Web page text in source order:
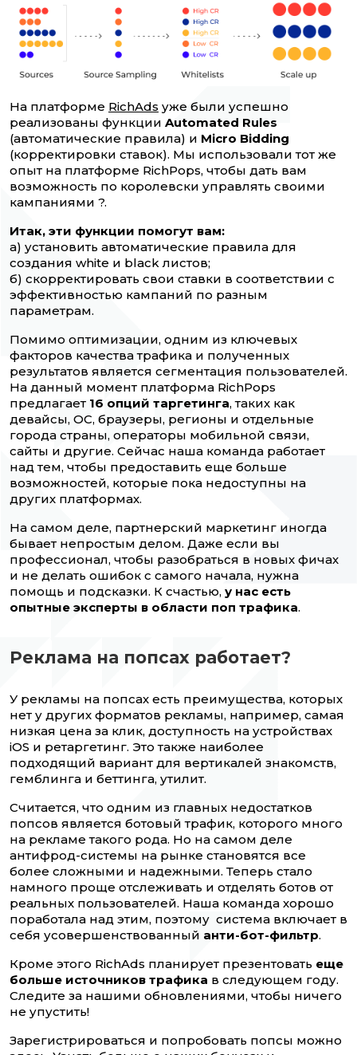
На платформе RichAds уже были успешно
реализованы функции Automated Rules
(автоматические правила) и Micro Bidding
(корректировки ставок). Мы использовали тот же
опыт на платформе RichPops, чтобы дать вам
возможность по королевски управлять своими
кампаниями ?.
Итак, эти функции помогут вам:
а) установить автоматические правила для
создания white и black листов;
б) скорректировать свои ставки в соответствии с
эффективностью кампаний по разным
параметрам.
Помимо оптимизации, одним из ключевых
факторов качества трафика и полученных
результатов является сегментация пользователей.
На данный момент платформа RichPops
предлагает 16 опций таргетинга, таких как
девайсы, ОС, браузеры, регионы и отдельные
города страны, операторы мобильной связи,
сайты и другие. Сейчас наша команда работает
над тем, чтобы предоставить еще больше
возможностей, которые пока недоступны на
других платформах.
На самом деле, партнерский маркетинг иногда
бывает непростым делом. Даже если вы
профессионал, чтобы разобраться в новых фичах
и не делать ошибок с самого начала, нужна
помощь и подсказки. К счастью, у нас есть
опытные эксперты в области поп трафика.
Реклама на попсах работает?
У рекламы на попсах есть преимущества, которых
нет у других форматов рекламы, например, самая
низкая цена за клик, доступность на устройствах
iOS и ретаргетинг. Это также наиболее
подходящий вариант для вертикалей знакомств,
гемблинга и беттинга, утилит.
Считается, что одним из главных недостатков
попсов является ботовый трафик, которого много
на рекламе такого рода. Но на самом деле
антифрод-системы на рынке становятся все
более сложными и надежными. Теперь стало
намного проще отслеживать и отделять ботов от
реальных пользователей. Наша команда хорошо
поработала над этим, поэтому система включает в
себя усовершенствованный анти-бот-фильтр.
Кроме этого RichAds планирует презентовать еще
больше источников трафика в следующем году.
Следите за нашими обновлениями, чтобы ничего
не упустить!
Зарегистрироваться и попробовать попсы можно